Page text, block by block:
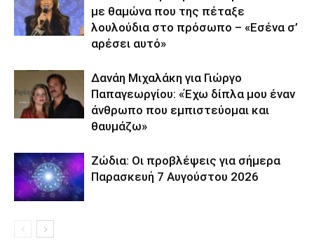
με θαμώνα που της πέταξε
λουλούδια στο πρόσωπο – «Εσένα σ’
αρέσει αυτό»
Δανάη Μιχαλάκη για Γιώργο
Παπαγεωργίου: «Έχω δίπλα μου έναν
άνθρωπο που εμπιστεύομαι και
θαυμάζω»
Ζώδια: Οι προβλέψεις για σήμερα
Παρασκευή 7 Αυγούστου 2026